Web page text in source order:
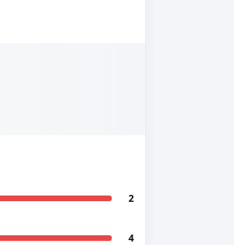
2
4